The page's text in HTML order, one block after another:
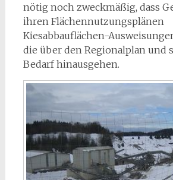
nötig noch zweckmäßig, dass
ihren Flächennutzungsplänen
Kiesabbauflächen-
die über den Regionalplan und
Bedarf hinausgehen.